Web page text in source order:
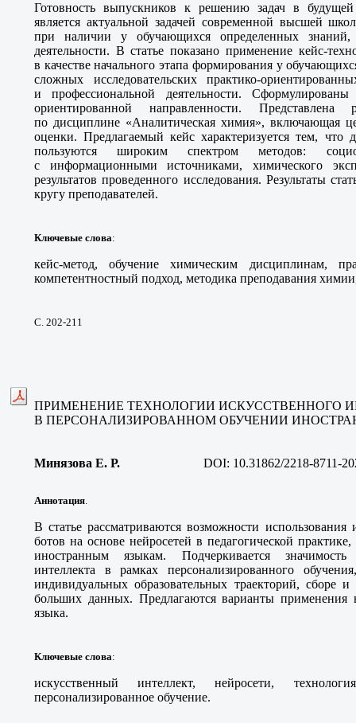
Готовность выпускников к решению задач в будущей
является актуальной задачей современной высшей
при наличии у обучающихся определенных
деятельности. В статье показано применение кейс-
в качестве начального этапа формирования у
сложных исследовательских практико-
и профессиональной деятельности.
ориентированной направленности. Представлена
по дисциплине «Аналитическая химия», включающая
оценки. Предлагаемый кейс характеризуется тем, что
пользуются широким спектром методов:
с информационными источниками, химического
результатов проведенного исследования. Результаты
кругу преподавателей.
Ключевые слова:
кейс-метод, обучение химическим дисциплинам,
компетентностный подход, методика преподавания
С. 202-211
ПРИМЕНЕНИЕ ТЕХНОЛОГИИ ИСКУССТВЕННОГО
В ПЕРСОНАЛИЗИРОВАННОМ ОБУЧЕНИИ
Минязова Е. Р. DOI: 10.31862/2218-8711-
Аннотация.
В статье рассматриваются возможности использования
ботов на основе нейросетей в педагогической
иностранным языкам. Подчеркивается значимость
интеллекта в рамках персонализированного
индивидуальных образовательных траекторий, сборе
больших данных. Предлагаются варианты применения
языка.
Ключевые слова:
искусственный интеллект, нейросети,
персонализированное обучение.